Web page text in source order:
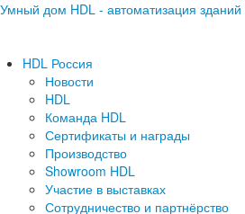
Умный дом HDL - автоматизация
HDL Россия
Новости
HDL
Команда HDL
Сертификаты и награды
Производство
Showroom HDL
Участие в выставках
Сотрудничество и партнёрство